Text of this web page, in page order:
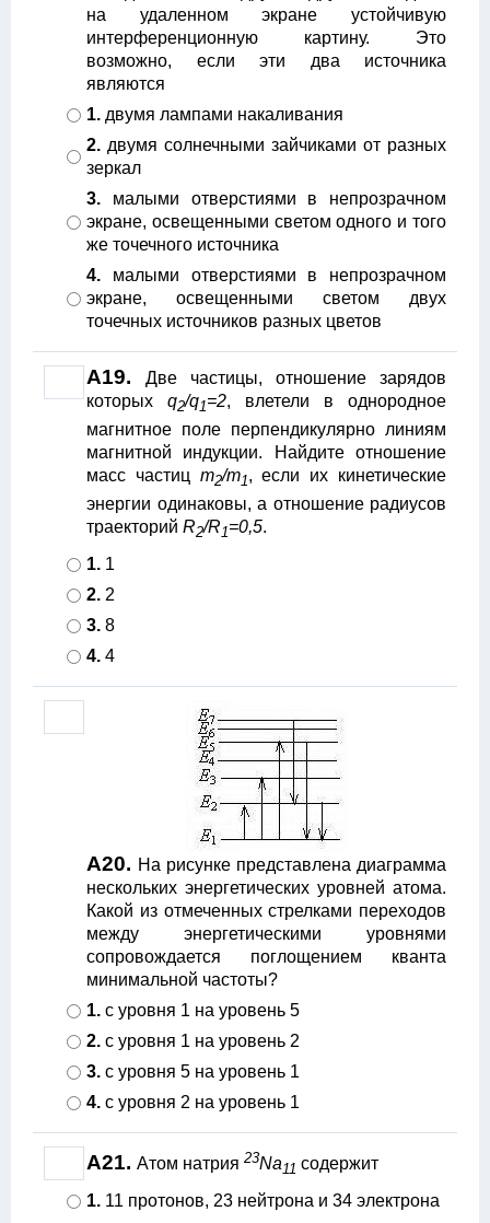
на удаленном экране устойчивую
интерференционную картину. Это
возможно, если эти два источника
являются
1. двумя лампами накаливания
2. двумя солнечными зайчиками от разных
зеркал
3. малыми отверстиями в непрозрачном
экране, освещенными светом одного и того
же точечного источника
4. малыми отверстиями в непрозрачном
экране, освещенными светом двух
точечных источников разных цветов
А19.
Две частицы, отношение зарядов
которых q2/q1=2, влетели в однородное
магнитное поле перпендикулярно линиям
магнитной индукции. Найдите отношение
масс частиц m2/m1, если их кинетические
энергии одинаковы, а отношение радиусов
траекторий R2/R1=0,5.
1. 1
2. 2
3. 8
4. 4
А20. На рисунке представлена диаграмма
нескольких энергетических уровней атома.
Какой из отмеченных стрелками переходов
между энергетическими уровнями
сопровождается поглощением кванта
минимальной частоты?
1. с уровня 1 на уровень 5
2. с уровня 1 на уровень 2
3. с уровня 5 на уровень 1
4. с уровня 2 на уровень 1
А21. Атом натрия 23Na11 содержит
1. 11 протонов, 23 нейтрона и 34 электрона